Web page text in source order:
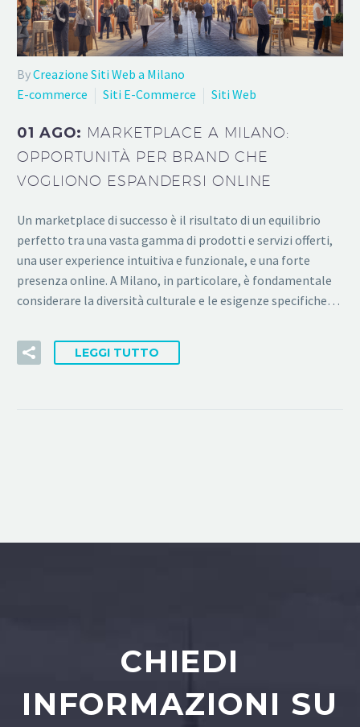
ByCreazione Siti Web a Milano
E-commerce
Siti E-Commerce Siti Web
01 AGO: MARKETPLACE A MILANO:
OPPORTUNITÀ PER BRAND CHE
VOGLIONO ESPANDERSI ONLINE
Un marketplace di successo è il risultato di un equilibrio
perfetto tra una vasta gamma di prodotti e servizi offerti,
una user experience intuitiva e funzionale, e una forte
presenza online. A Milano, in particolare, è fondamentale
considerare la diversità culturale e le esigenze specifiche…
LEGGI TUTTO
CHIEDI
INFORMAZIONI SU